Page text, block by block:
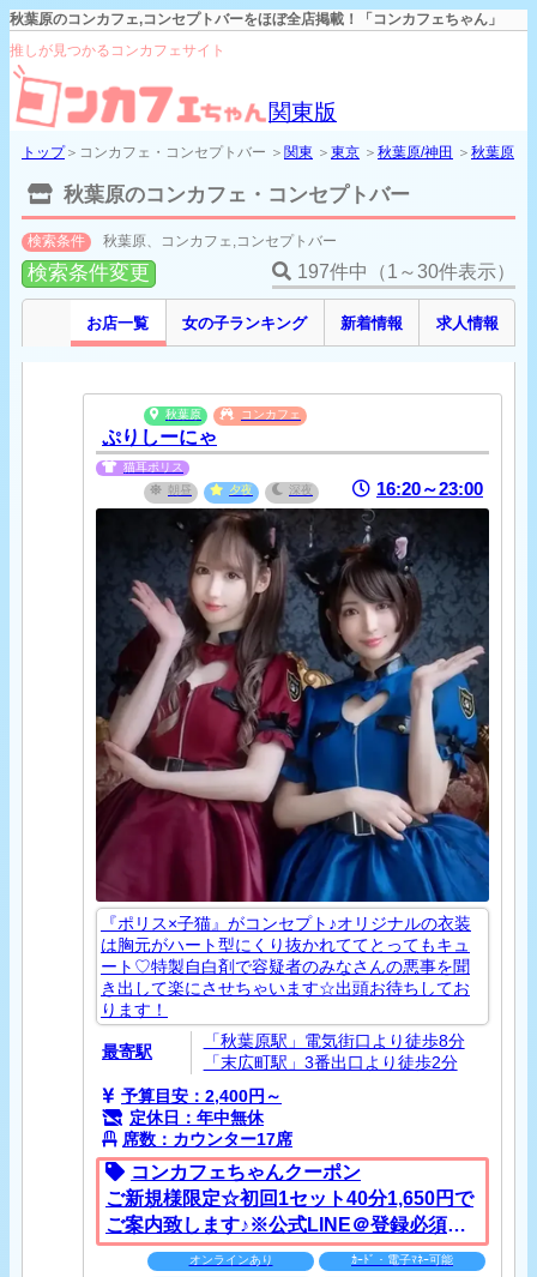
秋葉原のコンカフェ,コンセプトバーをほぼ全店掲載！「コンカフェちゃん」
推しが見つかるコンカフェサイト
関東版
トップ＞コンカフェ・コンセプトバー ＞ 関東 ＞ 東京 ＞ 秋葉原/神田 ＞ 秋葉原
秋葉原のコンカフェ・コンセプトバー
検索条件 秋葉原、コンカフェ,コンセプトバー
197件中（1～30件表示）
検索条件変更
お店一覧 女の子ランキング 新着情報 求人情報
秋葉原 コンカフェ
ぷりしーにゃ
猫耳ポリス
朝昼
夕夜 深夜 16:20～23:00
『ポリス×子猫』がコンセプト♪オリジナルの衣装
は胸元がハート型にくり抜かれててとってもキュ
ート♡特製自白剤で容疑者のみなさんの悪事を聞
き出して楽にさせちゃいます☆出頭お待ちしてお
ります！
最寄駅
「秋葉原駅」電気街口より徒歩8分
「末広町駅」3番出口より徒歩2分
予算目安：2,400円～
定休日：年中無休
席数：カウンター17席
コンカフェちゃんクーポン
ご新規様限定☆初回1セット40分1,650円で
ご案内致します♪※公式LINE＠登録必須。
別途+10%のサービス料を頂戴しておりま
オンラインあり
ｶｰﾄﾞ・電子ﾏﾈｰ可能